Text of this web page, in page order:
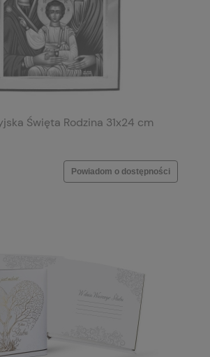
Święta Rodzina 31x24 cm
Powiadom o dostępności